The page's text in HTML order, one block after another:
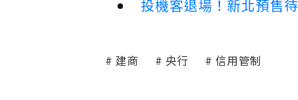
投機客退場！新北預售
建商 央行 信用管制